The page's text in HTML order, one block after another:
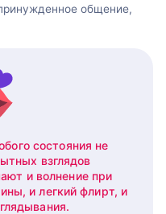
общение,
состояния не
взглядов
и волнение при
и легкий флирт, и